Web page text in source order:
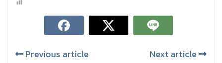
Previous article Next article